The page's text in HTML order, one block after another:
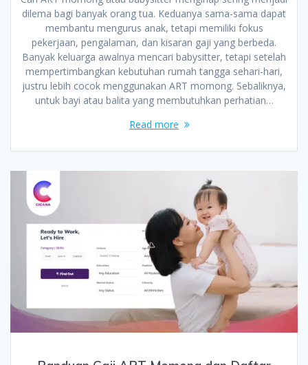
dilema bagi banyak orang tua. Keduanya sama-sama dapat
membantu mengurus anak, tetapi memiliki fokus
pekerjaan, pengalaman, dan kisaran gaji yang berbeda.
Banyak keluarga awalnya mencari babysitter, tetapi setelah
mempertimbangkan kebutuhan rumah tangga sehari-hari,
justru lebih cocok menggunakan ART momong. Sebaliknya,
untuk bayi atau balita yang membutuhkan perhatian…
Read more